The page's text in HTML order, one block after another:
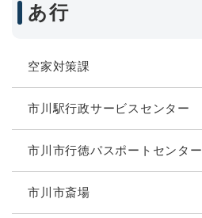
あ行
空家対策課
市川駅行政サービスセンター
市川市行徳パスポートセンター
市川市斎場